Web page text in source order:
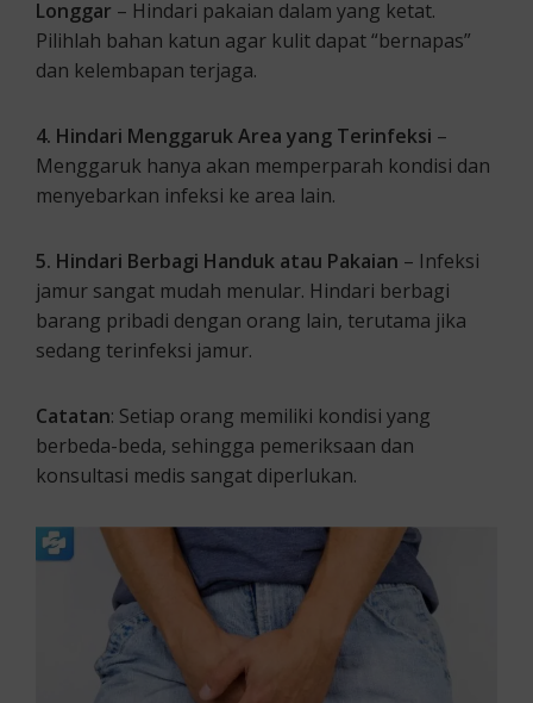
Longgar – Hindari pakaian dalam yang ketat.
Pilihlah bahan katun agar kulit dapat “bernapas”
dan kelembapan terjaga.
4. Hindari Menggaruk Area yang Terinfeksi –
Menggaruk hanya akan memperparah kondisi dan
menyebarkan infeksi ke area lain.
5. Hindari Berbagi Handuk atau Pakaian – Infeksi
jamur sangat mudah menular. Hindari berbagi
barang pribadi dengan orang lain, terutama jika
sedang terinfeksi jamur.
Catatan: Setiap orang memiliki kondisi yang
berbeda-beda, sehingga pemeriksaan dan
konsultasi medis sangat diperlukan.